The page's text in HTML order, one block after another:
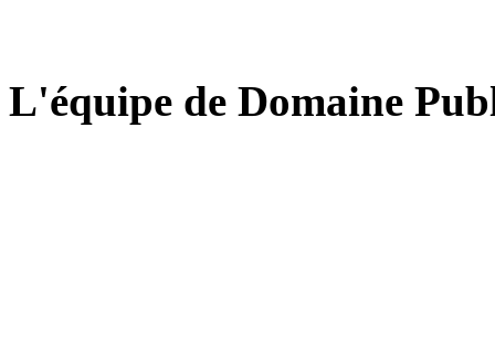
L'équipe de Domaine